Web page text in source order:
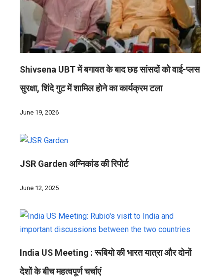
Shivsena UBT में बगावत के बाद छह सांसदों को वाई-प्लस
सुरक्षा, शिंदे गुट में शामिल होने का कार्यक्रम टला
June 19, 2026
JSR Garden अग्निकांड की रिपोर्ट
June 12, 2025
India US Meeting : रूबियो की भारत यात्रा और दोनों
देशों के बीच महत्वपूर्ण चर्चाएं